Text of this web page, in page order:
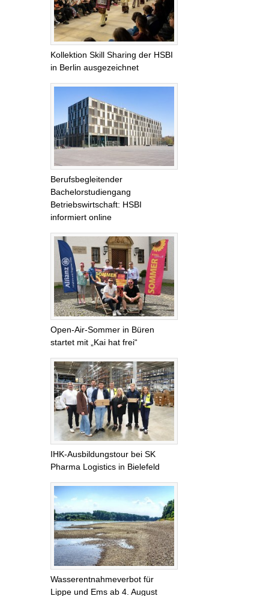
Kollektion Skill Sharing der HSBI
in Berlin ausgezeichnet
Berufsbegleitender
Bachelorstudiengang
Betriebswirtschaft: HSBI
informiert online
Open-Air-Sommer in Büren
startet mit „Kai hat frei“
IHK-Ausbildungstour bei SK
Pharma Logistics in Bielefeld
Wasserentnahmeverbot für
Lippe und Ems ab 4. August